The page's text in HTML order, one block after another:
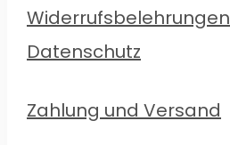
Widerrufsbelehrungen
Datenschutz
Zahlung und Versand